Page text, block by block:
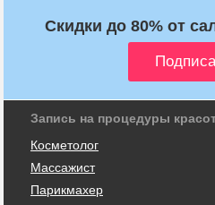
Скидки до 80% от
Запись на процедуры
Косметолог
Массажист
Парикмахер